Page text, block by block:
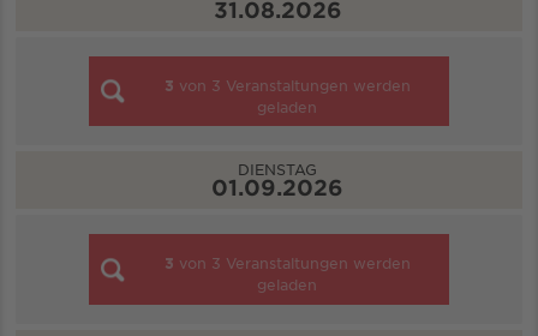
31.08.2026
3 von 3 Veranstaltungen werden
geladen
DIENSTAG
01.09.2026
3 von 3 Veranstaltungen werden
geladen